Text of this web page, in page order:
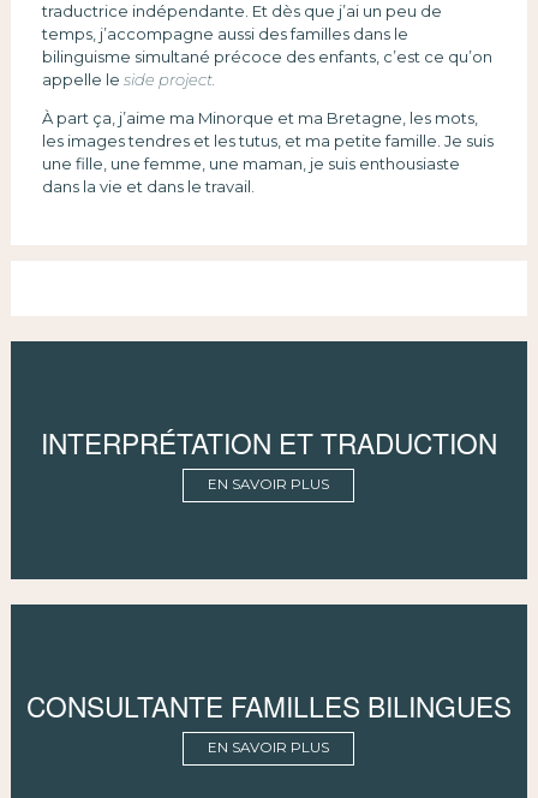
traductrice indépendante. Et dès que j’ai un peu de
temps, j’accompagne aussi des familles dans le
bilinguisme simultané précoce des enfants, c’est ce qu’on
appelle le side project.
À part ça, j’aime ma Minorque et ma Bretagne, les mots,
les images tendres et les tutus, et ma petite famille. Je suis
une fille, une femme, une maman, je suis enthousiaste
dans la vie et dans le travail.
INTERPRÉTATION ET TRADUCTION
EN SAVOIR PLUS
CONSULTANTE FAMILLES BILINGUES
EN SAVOIR PLUS